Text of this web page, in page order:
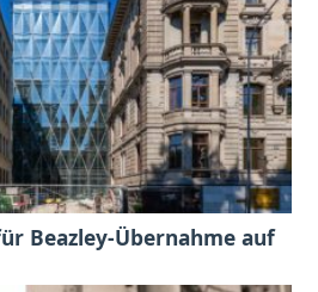
Beazley-Übernahme auf